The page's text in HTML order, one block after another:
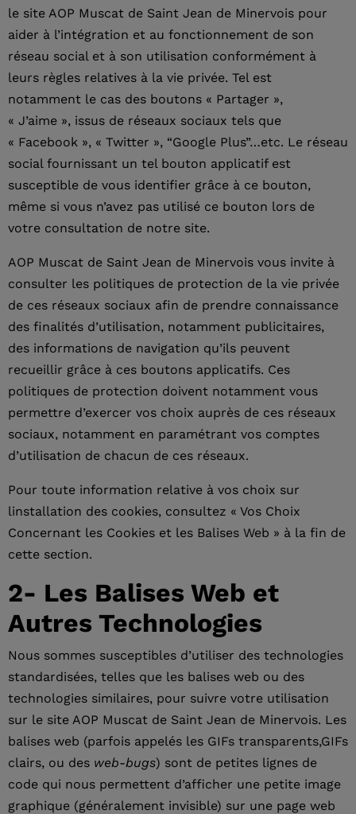
le site AOP Muscat de Saint Jean de Minervois pour
aider à l’intégration et au fonctionnement de son
réseau social et à son utilisation conformément à
leurs règles relatives à la vie privée. Tel est
notamment le cas des boutons « Partager »,
« J’aime », issus de réseaux sociaux tels que
« Facebook », « Twitter », “Google Plus”…etc. Le réseau
social fournissant un tel bouton applicatif est
susceptible de vous identifier grâce à ce bouton,
même si vous n’avez pas utilisé ce bouton lors de
votre consultation de notre site.
AOP Muscat de Saint Jean de Minervois vous invite à
consulter les politiques de protection de la vie privée
de ces réseaux sociaux afin de prendre connaissance
des finalités d’utilisation, notamment publicitaires,
des informations de navigation qu’ils peuvent
recueillir grâce à ces boutons applicatifs. Ces
politiques de protection doivent notamment vous
permettre d’exercer vos choix auprès de ces réseaux
sociaux, notamment en paramétrant vos comptes
d’utilisation de chacun de ces réseaux.
Pour toute information relative à vos choix sur
linstallation des cookies, consultez « Vos Choix
Concernant les Cookies et les Balises Web » à la fin de
cette section.
2- Les Balises Web et
Autres Technologies
Nous sommes susceptibles d’utiliser des technologies
standardisées, telles que les balises web ou des
technologies similaires, pour suivre votre utilisation
sur le site AOP Muscat de Saint Jean de Minervois. Les
balises web (parfois appelés les GIFs transparents,GIFs
clairs, ou des web-bugs) sont de petites lignes de
code qui nous permettent d’afficher une petite image
graphique (généralement invisible) sur une page web